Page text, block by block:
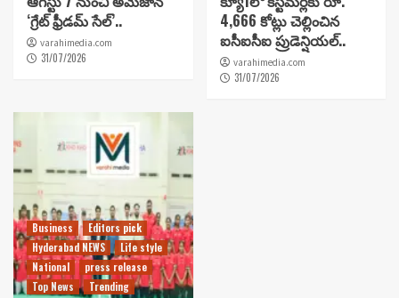
‘గ్రేట్ ఫ్రీడమ్ సేల్’..
varahimedia.com
31/07/2026
4,666 కోట్లు చెల్లించిన
ఐసీఐసీఐ ప్రుడెన్షియల్..
varahimedia.com
31/07/2026
Business
Editors pick
Hyderabad NEWS
Life style
National
press release
Top News
Trending